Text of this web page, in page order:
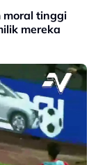
moral tinggi
mereka